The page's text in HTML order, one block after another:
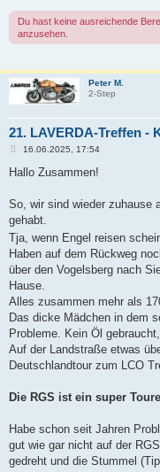
g
Du hast keine ausreichende
anzusehen.
Peter M.
2-Step
21. LAVERDA-Treffen -
B
i
a
g
16.06.2025, 17:54
Hallo Zusammen!
So, wir sind wieder zuhause
gehabt.
Tja, wenn Engel reisen
Haben auf dem Rückweg
über den Vogelsberg nach
Hause.
Alles zusammen mehr als
Das dicke Mädchen in dem
Probleme. Kein Öl
Auf der Landstraße etwas
Deutschlandtour zum LCO
Die RGS ist ein super
Habe schon seit Jahren
gut wie gar nicht auf der
gedreht und die Stummel